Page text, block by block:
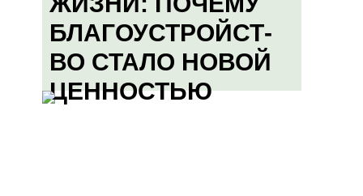
БЛАГОУСТРОЙСТ-
ВО СТАЛО НОВОЙ
ЦЕННОСТЬЮ